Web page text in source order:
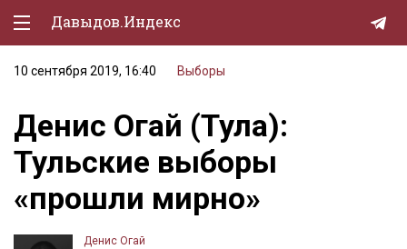
Давыдов.Индекс
Политическая жизнь
Экономика
Природа
Образование
Спорт
10 сентября 2019, 16:40 Выборы
Денис Огай (Тула):
Тульские выборы
«прошли мирно»
Денис Огай